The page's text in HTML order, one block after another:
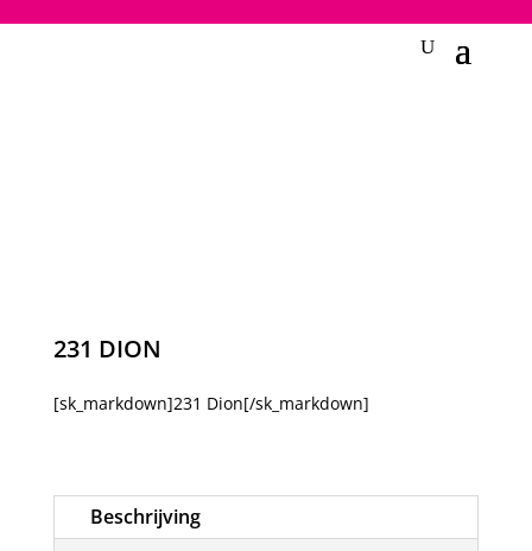
231 DION
[sk_markdown]231 Dion[/sk_markdown]
Beschrijving